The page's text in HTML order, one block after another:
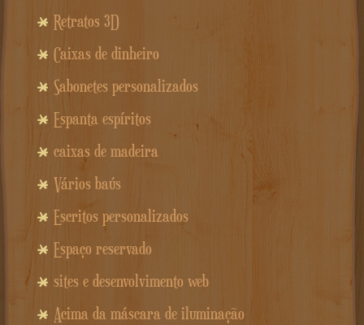
Retratos 3D
Caixas de dinheiro
Sabonetes personalizados
Espanta espíritos
caixas de madeira
Vários baús
Escritos personalizados
Espaço reservado
sites e desenvolvimento web
Acima da máscara de iluminação